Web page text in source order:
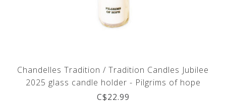
Chandelles Tradition / Tradition Candles Jubilee
2025 glass candle holder - Pilgrims of hope
C$22.99